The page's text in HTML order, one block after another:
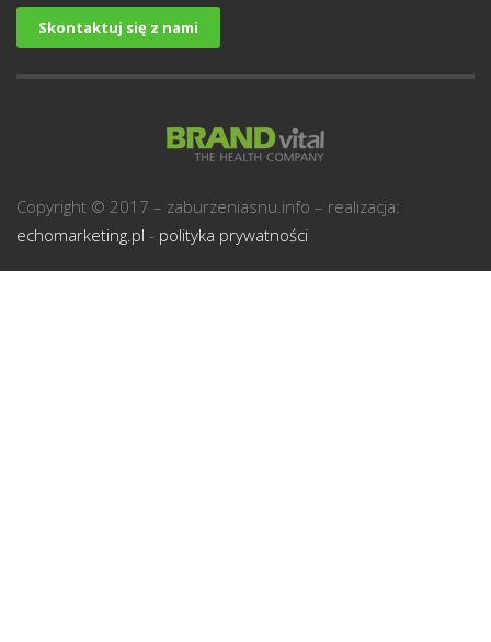
Skontaktuj się z nami
Copyright © 2017 – zaburzeniasnu.info – realizacja:
echomarketing.pl - polityka prywatności